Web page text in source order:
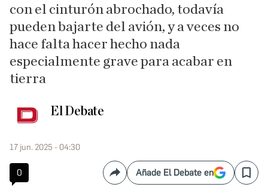
con el cinturón abrochado, todavía
pueden bajarte del avión, y a veces no
hace falta hacer hecho nada
especialmente grave para acabar en
tierra
El Debate
17 jun. 2025 - 04:30
0 CompartirAñade El Debate en Save